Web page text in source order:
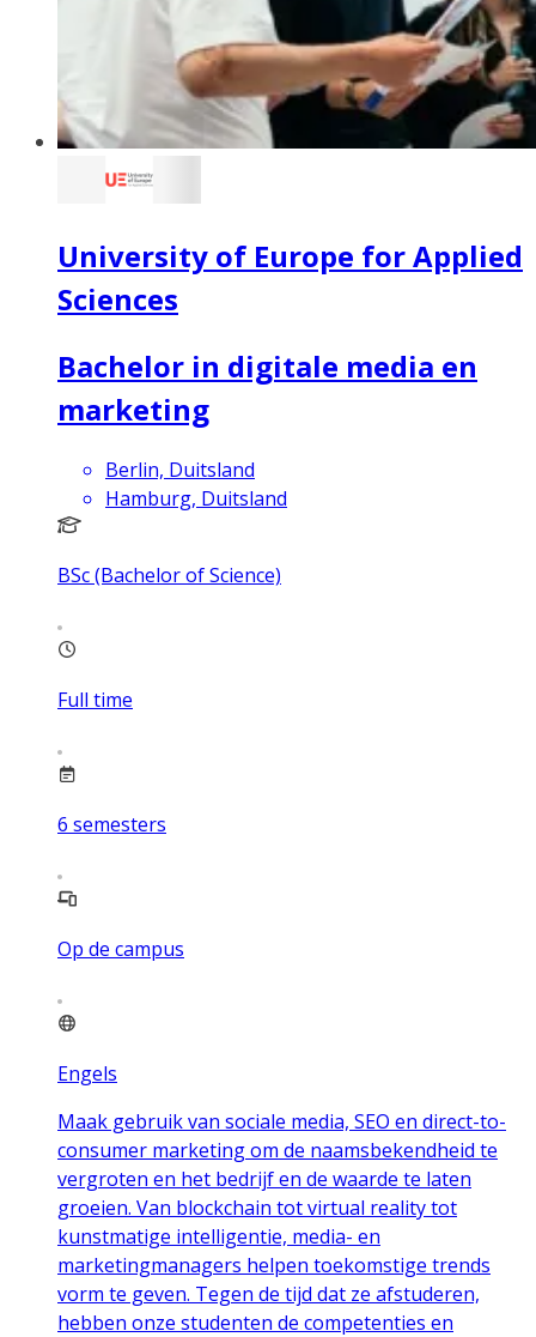
University of Europe for Applied
Sciences
Bachelor in digitale media en
marketing
Berlin, Duitsland
Hamburg, Duitsland
BSc (Bachelor of Science)
Full time
6 semesters
Op de campus
Engels
Maak gebruik van sociale media, SEO en direct-to-
consumer marketing om de naamsbekendheid te
vergroten en het bedrijf en de waarde te laten
groeien. Van blockchain tot virtual reality tot
kunstmatige intelligentie, media- en
marketingmanagers helpen toekomstige trends
vorm te geven. Tegen de tijd dat ze afstuderen,
hebben onze studenten de competenties en